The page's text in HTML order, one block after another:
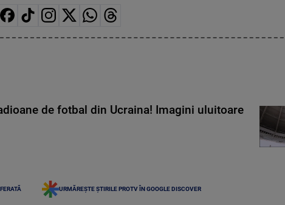
de fotbal din Ucraina! Imagini uluitoare
URMĂREȘTE ȘTIRILE PROTV ÎN GOOGLE DISCOVER